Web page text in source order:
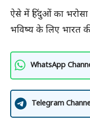
ऐसे में हिंदुओं का भरोसा
भविष्य के लिए भारत
WhatsApp
Telegram